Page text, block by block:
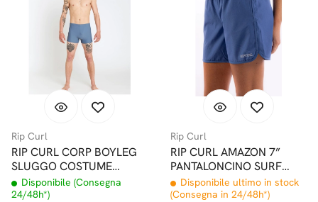
Rip Curl
RIP CURL CORP BOYLEG
SLUGGO COSTUME
BOXER DUSTY BLUE
Disponibile (Consegna
24/48h*)
Rip Curl
RIP CURL AMAZON 7”
PANTALONCINO SURF
NAVY
Disponibile ultimo in stock
(Consegna in 24/48h*)